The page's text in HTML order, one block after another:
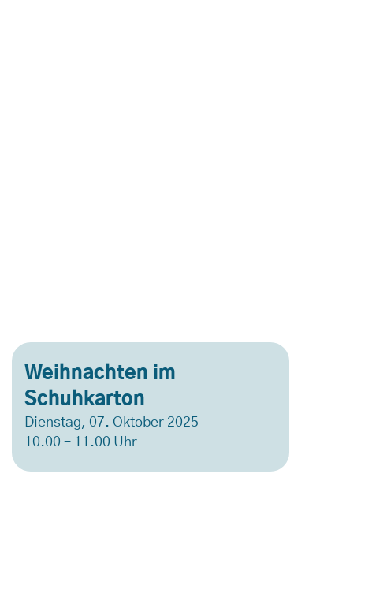
Weihnachten im
Schuhkarton
Dienstag, 07. Oktober 2025
10.00 – 11.00 Uhr